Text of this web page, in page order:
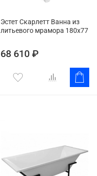
Эстет Скарлетт Ванна из
литьевого мрамора 180x77
68 610 ₽